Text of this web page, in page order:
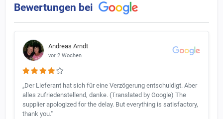
Bewertungen bei
Andreas Arndt
vor 2 Wochen
„Der Lieferant hat sich für eine Verzögerung entschuldigt. Aber
alles zufriedenstellend, danke. (Translated by Google) The
supplier apologized for the delay. But everything is satisfactory,
thank you."